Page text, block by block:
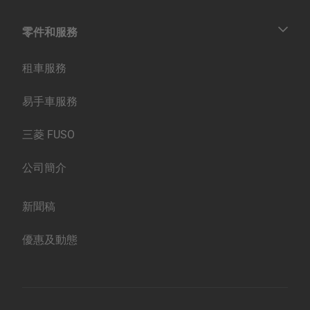
貨車
巴士
零件和服務
零件
服務
租車服務
易手車服務
三菱 FUSO
公司簡介
新聞稿
優惠及動態